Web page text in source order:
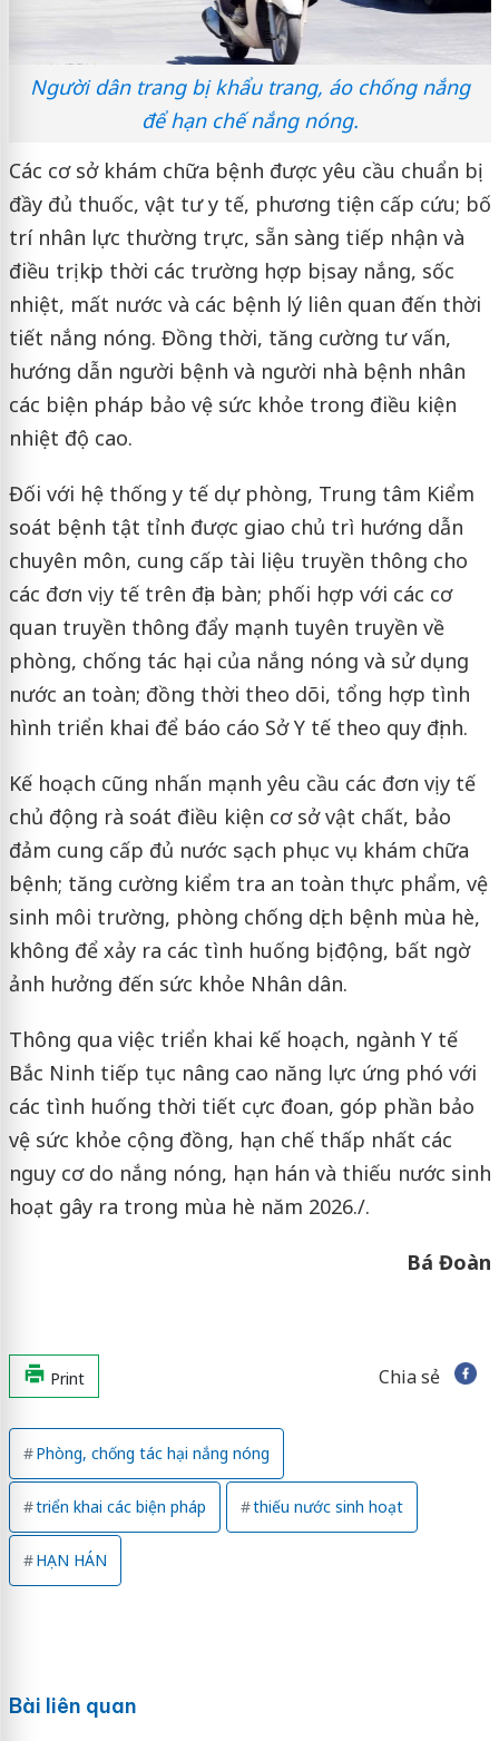
Người dân trang bị khẩu trang, áo chống nắng
để hạn chế nắng nóng.
Các cơ sở khám chữa bệnh được yêu cầu chuẩn bị
đầy đủ thuốc, vật tư y tế, phương tiện cấp cứu; bố
trí nhân lực thường trực, sẵn sàng tiếp nhận và
điều trị kịp thời các trường hợp bị say nắng, sốc
nhiệt, mất nước và các bệnh lý liên quan đến thời
tiết nắng nóng. Đồng thời, tăng cường tư vấn,
hướng dẫn người bệnh và người nhà bệnh nhân
các biện pháp bảo vệ sức khỏe trong điều kiện
nhiệt độ cao.
Đối với hệ thống y tế dự phòng, Trung tâm Kiểm
soát bệnh tật tỉnh được giao chủ trì hướng dẫn
chuyên môn, cung cấp tài liệu truyền thông cho
các đơn vị y tế trên địa bàn; phối hợp với các cơ
quan truyền thông đẩy mạnh tuyên truyền về
phòng, chống tác hại của nắng nóng và sử dụng
nước an toàn; đồng thời theo dõi, tổng hợp tình
hình triển khai để báo cáo Sở Y tế theo quy định.
Kế hoạch cũng nhấn mạnh yêu cầu các đơn vị y tế
chủ động rà soát điều kiện cơ sở vật chất, bảo
đảm cung cấp đủ nước sạch phục vụ khám chữa
bệnh; tăng cường kiểm tra an toàn thực phẩm, vệ
sinh môi trường, phòng chống dịch bệnh mùa hè,
không để xảy ra các tình huống bị động, bất ngờ
ảnh hưởng đến sức khỏe Nhân dân.
Thông qua việc triển khai kế hoạch, ngành Y tế
Bắc Ninh tiếp tục nâng cao năng lực ứng phó với
các tình huống thời tiết cực đoan, góp phần bảo
vệ sức khỏe cộng đồng, hạn chế thấp nhất các
nguy cơ do nắng nóng, hạn hán và thiếu nước sinh
hoạt gây ra trong mùa hè năm 2026./.
Bá Đoàn
Print Chia sẻ
Phòng, chống tác hại nắng nóng
triển khai các biện pháp thiếu nước sinh hoạt
HẠN HÁN
Bài liên quan